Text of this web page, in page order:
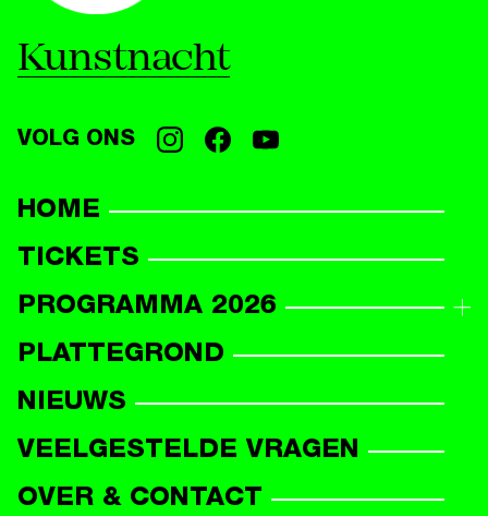
Kunstnacht
VOLG ONS
HOME
TICKETS
PROGRAMMA 2026
PROGRAMMAOVERZICHT
PLATTEGROND
NIEUWS
VEELGESTELDE VRAGEN
OVER & CONTACT